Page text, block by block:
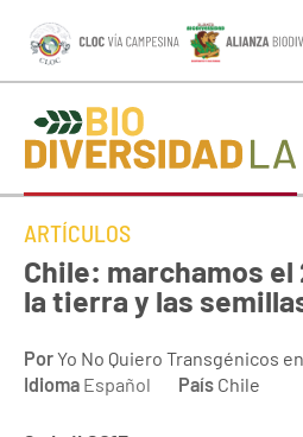
ARTÍCULOS
Chile: marchamos el
la tierra y las
PorYo No Quiero Transgénicos
Idioma Español País Chile